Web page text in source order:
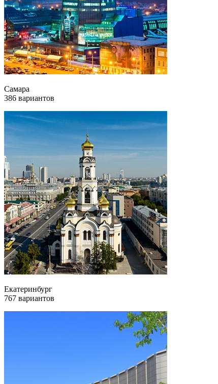
Самара
386 вариантов
Екатеринбург
767 вариантов